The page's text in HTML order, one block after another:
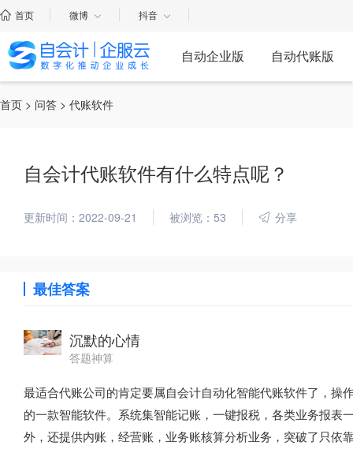
首页 微博 抖音
自动企业版 自动代账版
首页 > 问答 > 代账软件
自会计代账软件有什么特点呢？
更新时间：2022-09-21 被浏览：53 分享
最佳答案
沉默的心情
答题神算
最适合代账公司的肯定要属自会计自动化智能代账软件了，
的一款智能软件。系统集智能记账，一键报税，各类业务报
外，还提供内账，经营账，业务账核算分析业务，突破了只依